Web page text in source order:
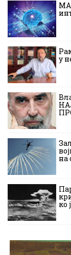
у
на
ко